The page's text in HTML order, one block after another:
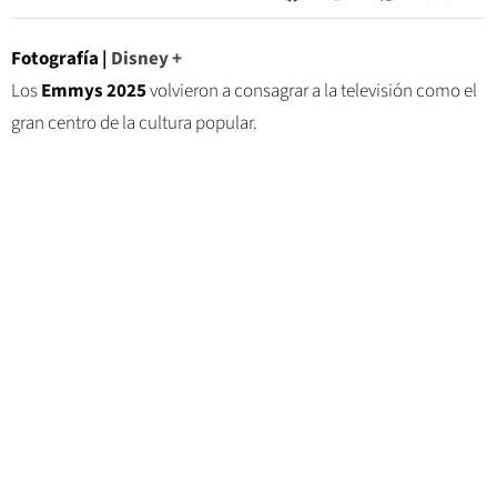
Fotografía | Disney +
LosEmmys 2025volvieron a consagrar a la televisión como el
gran centro de la cultura popular.